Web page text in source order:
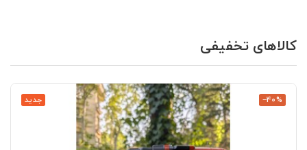
کالاهای تخفیفی
جدید ‎−40%